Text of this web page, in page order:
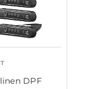
DPF